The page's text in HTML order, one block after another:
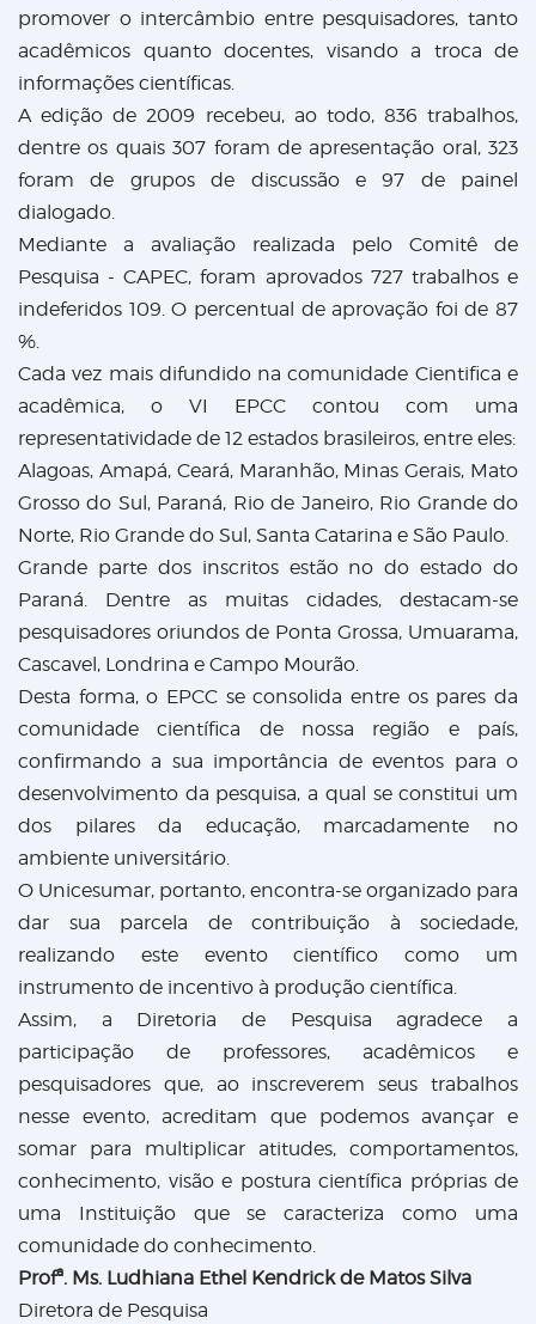
promover o intercâmbio entre pesquisadores, tanto
acadêmicos quanto docentes, visando a troca de
informações científicas.
A edição de 2009 recebeu, ao todo, 836 trabalhos,
dentre os quais 307 foram de apresentação oral, 323
foram de grupos de discussão e 97 de painel
dialogado.
Mediante a avaliação realizada pelo Comitê de
Pesquisa - CAPEC, foram aprovados 727 trabalhos e
indeferidos 109. O percentual de aprovação foi de 87
%.
Cada vez mais difundido na comunidade Cientifica e
acadêmica, o VI EPCC contou com uma
representatividade de 12 estados brasileiros, entre eles:
Alagoas, Amapá, Ceará, Maranhão, Minas Gerais, Mato
Grosso do Sul, Paraná, Rio de Janeiro, Rio Grande do
Norte, Rio Grande do Sul, Santa Catarina e São Paulo.
Grande parte dos inscritos estão no do estado do
Paraná. Dentre as muitas cidades, destacam-se
pesquisadores oriundos de Ponta Grossa, Umuarama,
Cascavel, Londrina e Campo Mourão.
Desta forma, o EPCC se consolida entre os pares da
comunidade científica de nossa região e país,
confirmando a sua importância de eventos para o
desenvolvimento da pesquisa, a qual se constitui um
dos pilares da educação, marcadamente no
ambiente universitário.
O Unicesumar, portanto, encontra-se organizado para
dar sua parcela de contribuição à sociedade,
realizando este evento científico como um
instrumento de incentivo à produção científica.
Assim, a Diretoria de Pesquisa agradece a
participação de professores, acadêmicos e
pesquisadores que, ao inscreverem seus trabalhos
nesse evento, acreditam que podemos avançar e
somar para multiplicar atitudes, comportamentos,
conhecimento, visão e postura científica próprias de
uma Instituição que se caracteriza como uma
comunidade do conhecimento.
Profª. Ms. Ludhiana Ethel Kendrick de Matos Silva
Diretora de Pesquisa